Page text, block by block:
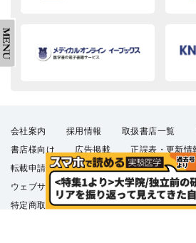
会社案内 採用情報 取扱書店一覧
書店様向け
広告掲載 正誤表・更新情
転載申請
プライバシーポリシー
羊土
ウェブサイト利用規約
羊土社のSNS・メ
特定商取引法に基づく表示
FAQ お問